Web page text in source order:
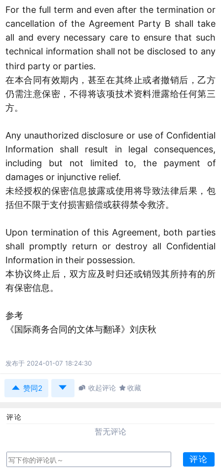
For the full term and even after the termination or
cancellation of the Agreement Party B shall take
all and every necessary care to ensure that such
technical information shal not be disclosed to any
third party or parties.
在本合同有效期内，甚至在其终止或者撤销后，乙方
仍需注意保密，不得将该项技术资料泄露给任何第三
方。
Any unauthorized disclosure or use of Confidential
Information shall result in legal consequences,
including but not limited to, the payment of
damages or injunctive relief.
未经授权的保密信息披露或使用将导致法律后果，包
括但不限于支付损害赔偿或获得禁令救济。
Upon termination of this Agreement, both parties
shall promptly return or destroy all Confidential
Information in their possession.
本协议终止后，双方应及时归还或销毁其所持有的所
有保密信息。
参考
《国际商务合同的文体与翻译》刘庆秋
发布于 2024-01-07 18:24:30
 赞同2   收起评论  收藏
评论
暂无评论
评论